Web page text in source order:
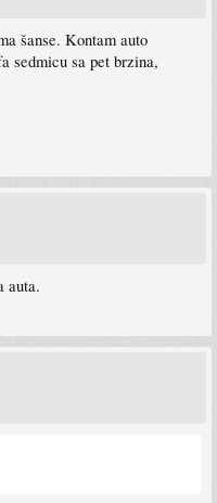
šanse. Kontam auto
sedmicu sa pet brzina,
auta.